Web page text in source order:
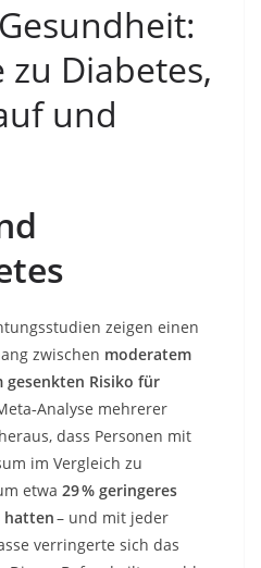
Diabetes,
und
zeigen einen
zwischen moderatem
gesenkten Risiko für
mehrerer
dass Personen mit
im Vergleich zu
etwa 29 % geringeres
hatten– und mit jeder
verringerte sich das